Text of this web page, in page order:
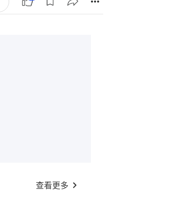
查看更多